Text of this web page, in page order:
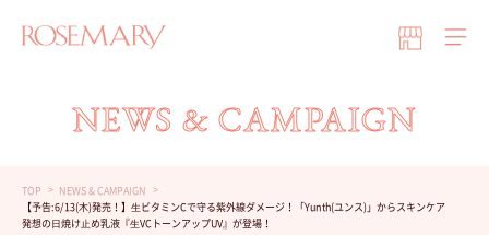
NEWS & CAMPAIGN
TOP
NEWS & CAMPAIGN
【予告:6/13(木)発売！】⽣ビタミンCで守る紫外線ダメージ！「Yunth(ユンス)」からスキンケア
発想の⽇焼け⽌め乳液『⽣VCトーンアップUV』が登場！